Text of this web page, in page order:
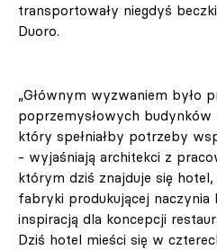
transportowały niegdyś
Duoro.
„Głównym wyzwaniem było
poprzemysłowych
który spełniałby potrzeby
- wyjaśniają architekci z
którym dziś znajduje się hotel,
fabryki produkującej naczynia
inspiracją dla koncepcji
Dziś hotel mieści się w